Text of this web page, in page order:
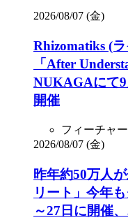
2026/08/07 (金)
Rhizomatiks (
「After
NUKAGAにて9
開催
フィーチャー
2026/08/07 (金)
昨年約50万人
リート」今年
～27日に開催